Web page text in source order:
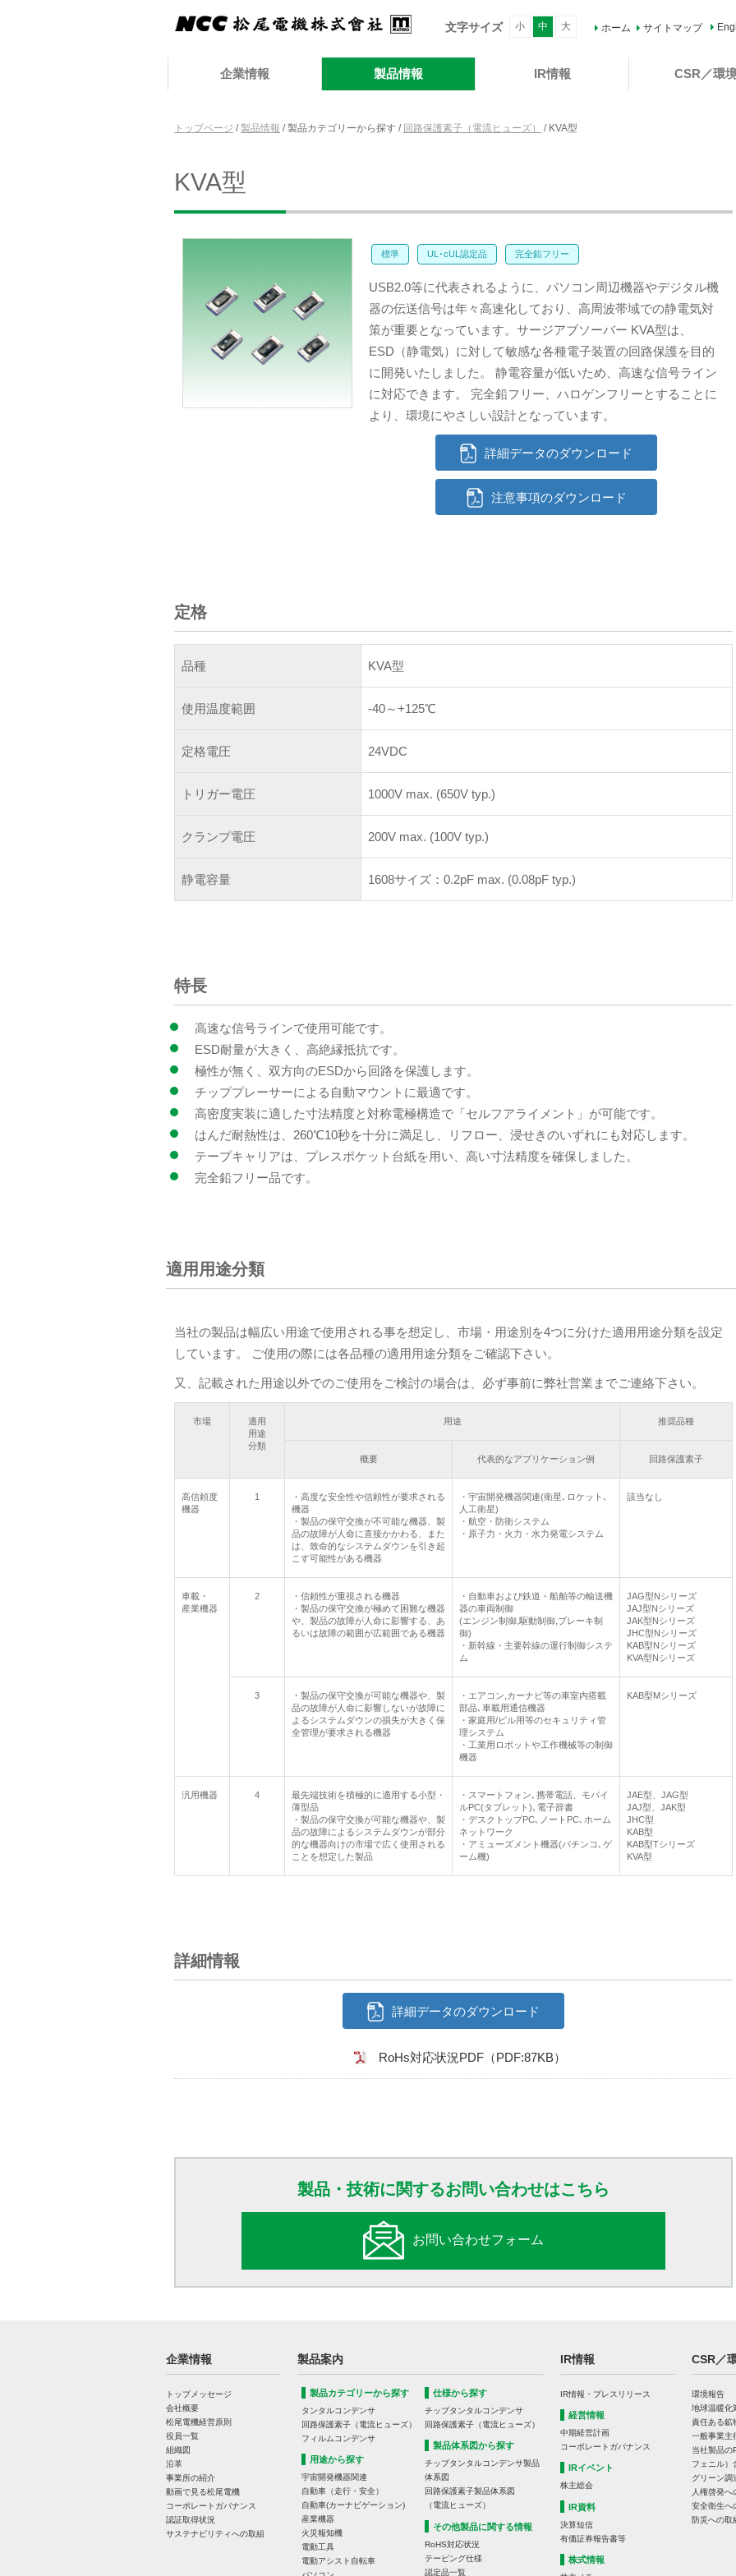
文字サイズ 小 中 大 ホーム サイトマップ
企業情報 製品情報 IR情報 CSR／環
トップページ /製品情報 /製品カテゴリーから探す / 回路保護素子（電流ヒューズ） / KVA型
KVA型
標準 UL･cUL認定品 完全鉛フリー
USB2.0等に代表されるように、パソコン周辺機器やデジタル機
器の伝送信号は年々高速化しており、高周波帯域での静電気対
策が重要となっています。サージアブソーバー KVA型は、
ESD（静電気）に対して敏感な各種電子装置の回路保護を目的
に開発いたしました。 静電容量が低いため、高速な信号ライン
に対応できます。 完全鉛フリー、ハロゲンフリーとすることに
より、環境にやさしい設計となっています。
詳細データのダウンロード
注意事項のダウンロード
定格
品種 KVA型
使用温度範囲 -40～+125℃
定格電圧 24VDC
トリガー電圧 1000V max. (650V typ.)
クランプ電圧 200V max. (100V typ.)
静電容量 1608サイズ：0.2pF max. (0.08pF typ.)
特長
高速な信号ラインで使用可能です。
ESD耐量が大きく、高絶縁抵抗です。
極性が無く、双方向のESDから回路を保護します。
チッププレーサーによる自動マウントに最適です。
高密度実装に適した寸法精度と対称電極構造で「セルフアライメント」が可能です。
はんだ耐熱性は、260℃10秒を十分に満足し、リフロー、浸せきのいずれにも対応します。
テープキャリアは、プレスポケット台紙を用い、高い寸法精度を確保しました。
完全鉛フリー品です。
適用用途分類
当社の製品は幅広い用途で使用される事を想定し、市場・用途別を4つに分けた適用用途分類を設定
しています。 ご使用の際には各品種の適用用途分類をご確認下さい。
又、記載された用途以外でのご使用をご検討の場合は、必ず事前に弊社営業までご連絡下さい。
市場
適用
用途
分類
用途 推奨品種
概要 代表的なアプリケーション例 回路保護素子
高信頼度
機器
1
・高度な安全性や信頼性が要求される
機器
・製品の保守交換が不可能な機器、製
品の故障が人命に直接かかわる、また
は、致命的なシステムダウンを引き起
こす可能性がある機器
・宇宙開発機器関連(衛星､ロケット､
人工衛星)
・航空・防衛システム
・原子力・火力・水力発電システム
該当なし
車載・
産業機器
2
・信頼性が重視される機器
・製品の保守交換が極めて困難な機器
や、製品の故障が人命に影響する、あ
るいは故障の範囲が広範囲である機器
・自動車および鉄道・船舶等の輸送機
器の車両制御
(エンジン制御,駆動制御,ブレーキ制
御)
・新幹線・主要幹線の運行制御システ
ム
JAG型Nシリーズ
JAJ型Nシリーズ
JAK型Nシリーズ
JHC型Nシリーズ
KAB型Nシリーズ
KVA型Nシリーズ
3
・製品の保守交換が可能な機器や、製
品の故障が人命に影響しないが故障に
よるシステムダウンの損失が大きく保
全管理が要求される機器
・エアコン,カーナビ等の車室内搭載
部品､車載用通信機器
・家庭用/ビル用等のセキュリティ管
理システム
・工業用ロボットや工作機械等の制御
機器
KAB型Mシリーズ
汎用機器 4
最先端技術を積極的に適用する小型・
薄型品
・製品の保守交換が可能な機器や、製
品の故障によるシステムダウンが部分
的な機器向けの市場で広く使用される
ことを想定した製品
・スマートフォン､携帯電話、モバイ
ルPC(タブレット)､電子辞書
・デスクトップPC､ノートPC､ホーム
ネットワーク
・アミューズメント機器(パチンコ､ゲ
ーム機)
JAE型、JAG型
JAJ型、JAK型
JHC型
KAB型
KAB型Tシリーズ
KVA型
詳細情報
詳細データのダウンロード
RoHs対応状況PDF（PDF:87KB）
製品・技術に関するお問い合わせはこちら
お問い合わせフォーム
企業情報
トップメッセージ
会社概要
松尾電機経営原則
役員一覧
組織図
沿革
事業所の紹介
動画で見る松尾電機
コーポレートガバナンス
認証取得状況
サステナビリティへの取組
製品案内
製品カテゴリーから探す
タンタルコンデンサ
回路保護素子（電流ヒューズ）
フィルムコンデンサ
用途から探す
宇宙開発機器関連
自動車（走行・安全）
自動車(カーナビゲーション)
産業機器
火災報知機
電動工具
電動アシスト自転車
仕様から探す
チップタンタルコンデンサ
回路保護素子（電流ヒューズ）
製品体系図から探す
チップタンタルコンデンサ製品
体系図
回路保護素子製品体系図
（電流ヒューズ）
その他製品に関する情報
RoHS対応状況
テーピング仕様
認定品一覧
IR情報
IR情報・プレスリリース
経営情報
中期経営計画
コーポレートガバナンス
IRイベント
株主総会
IR資料
決算短信
有価証券報告書等
株式情報
CSR／
環境報告
地球温暖化
責任ある鉱
一般事業主
当社製品の
フェニル）
グリーン調
人権啓発へ
安全衛生へ
防災への取